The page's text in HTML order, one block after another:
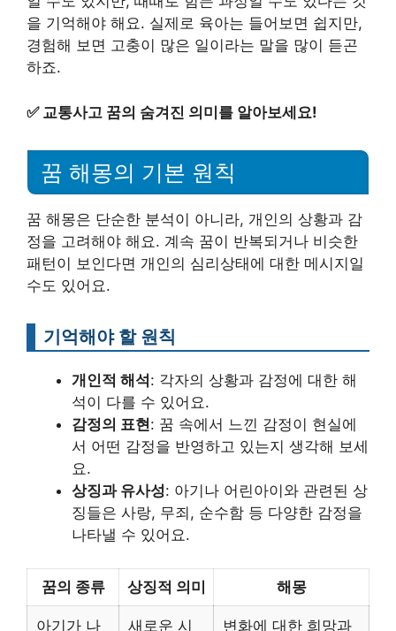
을 기억해야 해요. 실제로 육아는 들어보면 쉽지만,
경험해 보면 고충이 많은 일이라는 말을 많이 듣곤
하죠.
✅ 교통사고 꿈의 숨겨진 의미를 알아보세요!
꿈 해몽의 기본 원칙
꿈 해몽은 단순한 분석이 아니라, 개인의 상황과 감
정을 고려해야 해요. 계속 꿈이 반복되거나 비슷한
패턴이 보인다면 개인의 심리상태에 대한 메시지일
수도 있어요.
기억해야 할 원칙
개인적 해석: 각자의 상황과 감정에 대한 해
석이 다를 수 있어요.
감정의 표현: 꿈 속에서 느낀 감정이 현실에
서 어떤 감정을 반영하고 있는지 생각해 보세
요.
상징과 유사성: 아기나 어린아이와 관련된 상
징들은 사랑, 무죄, 순수함 등 다양한 감정을
나타낼 수 있어요.
꿈의 종류 상징적 의미 해몽
아기가 나
새로운 시
변화에 대한 희망과